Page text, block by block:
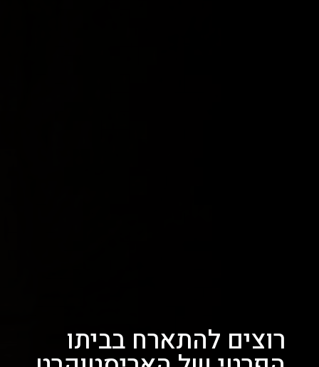
רוצים להתארח בביתו